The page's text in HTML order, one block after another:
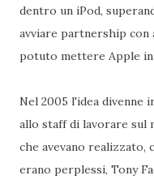
dentro un iPod,
avviare partnership con
potuto mettere Apple in
Nel 2005 l'idea divenne
allo staff di lavorare sul
che avevano realizzato,
erano perplessi, Tony